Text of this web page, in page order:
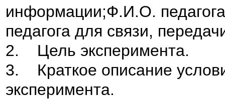
информации;Ф.И.О.
педагога для связи,
2. Цель эксперимента.
3. Краткое описание
эксперимента.